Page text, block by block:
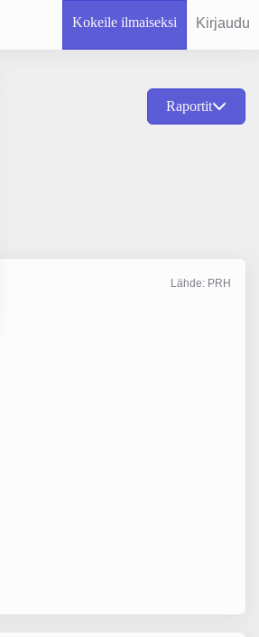
Kokeile ilmaiseksi Kirjaudu
Raportit
Lähde: PRH